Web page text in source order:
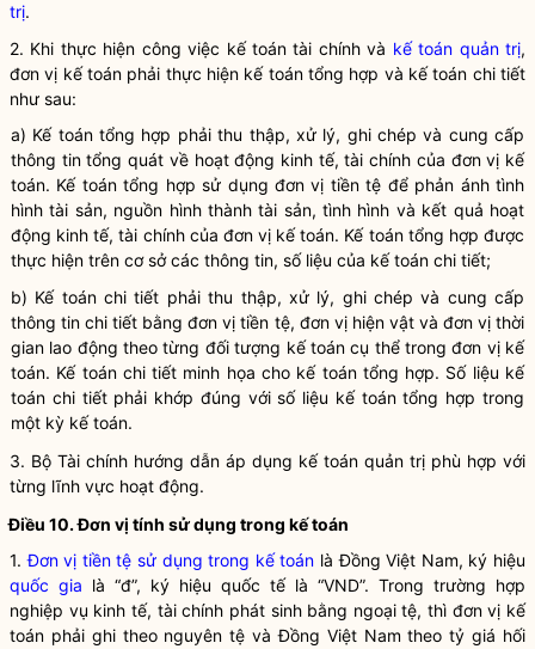
trị.
2. Khi thực hiện công việc kế toán tài chínhvà kế toán quản trị,
đơn vị kế toán phải thực hiện kế toán tổng hợp và kế toán chi tiết
như sau:
a) Kế toán tổng hợp phải thu thập, xử lý, ghi chép và cung cấp
thông tin tổng quát về hoạt động kinh tế, tài chính của đơn vị kế
toán. Kế toán tổng hợp sử dụng đơn vị tiền tệ để phản ánh tình
hình tài sản, nguồn hình thành tài sản, tình hình và kết quả hoạt
động kinh tế, tài chính của đơn vị kế toán. Kế toán tổng hợp được
thực hiện trên cơ sở các thông tin, số liệu của kế toán chi tiết;
b) Kế toán chi tiết phải thu thập, xử lý, ghi chép và cung cấp
thông tin chi tiết bằng đơn vị tiền tệ, đơn vị hiện vật và đơn vị thời
gian lao động theo từng đối tượng kế toán cụ thể trongđơn vị kế
toán. Kế toán chi tiết minh họa cho kế toán tổng hợp. Số liệu kế
toán chi tiết phải khớp đúng với số liệu kế toán tổng hợp trong
một kỳ kế toán.
3. Bộ Tài chính hướng dẫn áp dụng kế toán quản trị phù hợp với
từng lĩnh vực hoạt động.
Điều 10. Đơn vị tính sử dụng trong kế toán
1.Đơn vị tiền tệ sử dụng trong kế toán là Đồng Việt Nam, ký hiệu
quốc gia là “đ”, ký hiệu quốc tế là “VND”. Trong trường hợp
nghiệp vụ kinh tế, tài chính phát sinh bằng ngoại tệ, thì đơn vị kế
toán phải ghi theo nguyên tệ và Đồng Việt Nam theo tỷ giá hối